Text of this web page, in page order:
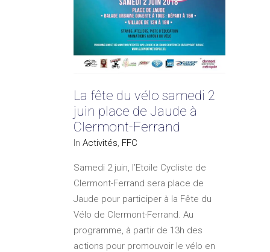
La fête du vélo samedi 2
juin place de Jaude à
Clermont-Ferrand
In Activités, FFC
Samedi 2 juin, l’Etoile Cycliste de
Clermont-Ferrand sera place de
Jaude pour participer à la Fête du
Vélo de Clermont-Ferrand. Au
programme, à partir de 13h des
actions pour promouvoir le vélo en